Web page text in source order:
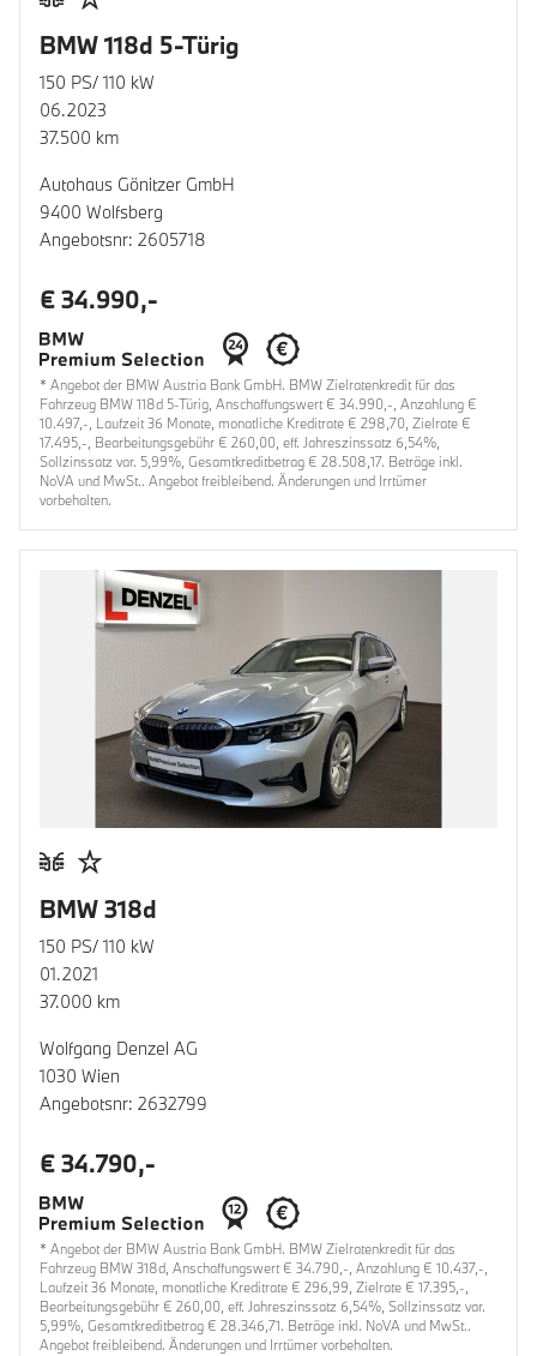
BMW 118d 5-Türig
150 PS/ 110 kW
06.2023
37.500 km
Autohaus Gönitzer GmbH
9400 Wolfsberg
Angebotsnr: 2605718
€ 34.990,-
* Angebot der BMW Austria Bank GmbH. BMW Zielratenkredit für das
Fahrzeug BMW 118d 5-Türig, Anschaffungswert € 34.990,-, Anzahlung €
10.497,-, Laufzeit 36 Monate, monatliche Kreditrate € 298,70, Zielrate €
17.495,-, Bearbeitungsgebühr € 260,00, eff. Jahreszinssatz 6,54%,
Sollzinssatz var. 5,99%, Gesamtkreditbetrag € 28.508,17. Beträge inkl.
NoVA und MwSt.. Angebot freibleibend. Änderungen und Irrtümer
vorbehalten.
BMW 318d
150 PS/ 110 kW
01.2021
37.000 km
Wolfgang Denzel AG
1030 Wien
Angebotsnr: 2632799
€ 34.790,-
* Angebot der BMW Austria Bank GmbH. BMW Zielratenkredit für das
Fahrzeug BMW 318d, Anschaffungswert € 34.790,-, Anzahlung € 10.437,-,
Laufzeit 36 Monate, monatliche Kreditrate € 296,99, Zielrate € 17.395,-,
Bearbeitungsgebühr € 260,00, eff. Jahreszinssatz 6,54%, Sollzinssatz var.
5,99%, Gesamtkreditbetrag € 28.346,71. Beträge inkl. NoVA und MwSt..
Angebot freibleibend. Änderungen und Irrtümer vorbehalten.